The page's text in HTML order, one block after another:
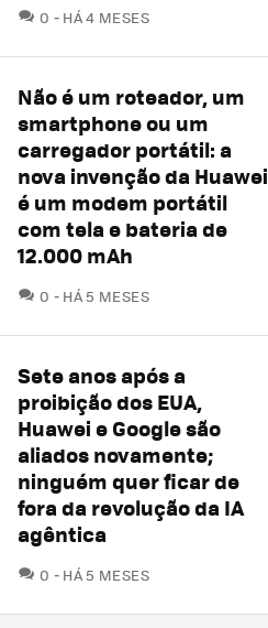
0 COMENTÁRIOS
HÁ 4 MESES
Não é um roteador, um
smartphone ou um
carregador portátil: a
nova invenção da Huawei
é um modem portátil
com tela e bateria de
12.000 mAh
0 COMENTÁRIOS
HÁ 5 MESES
Sete anos após a
proibição dos EUA,
Huawei e Google são
aliados novamente;
ninguém quer ficar de
fora da revolução da IA ​​
agêntica
0 COMENTÁRIOS
HÁ 5 MESES